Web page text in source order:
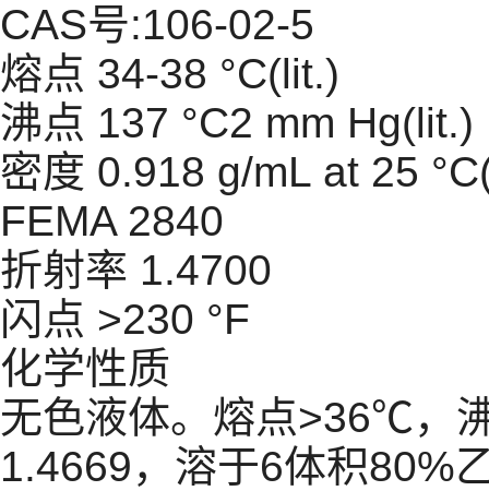
CAS号:106-02-5
熔点 34-38 °C(lit.)
沸点 137 °C2 mm Hg(lit.)
密度 0.918 g/mL at 25
FEMA 2840
折射率 1.4700
闪点 >230 °F
化学性质
无色液体。熔点>36℃，
1.4669，溶于6体积80%